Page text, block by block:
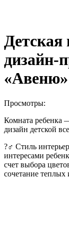
Детская
дизайн-
«Авеню»
Просмотры:
Комната ребенка
дизайн детской
?‍♂ Стиль
интересами
счет выбора
сочетание теплых